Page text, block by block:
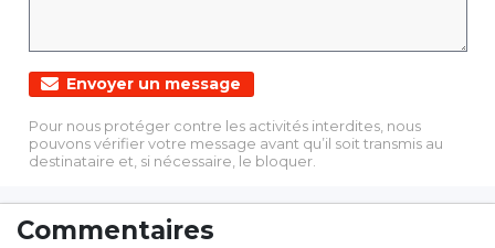
Envoyer un message
Pour nous protéger contre les activités interdites, nous
pouvons vérifier votre message avant qu’il soit transmis au
destinataire et, si nécessaire, le bloquer.
Commentaires